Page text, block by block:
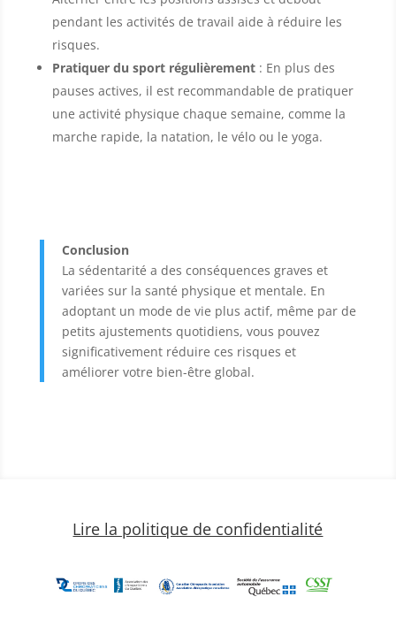
pendant les activités de travail aide à réduire les
risques.
Pratiquer du sport régulièrement: En plus des
pauses actives, il est recommandable de pratiquer
une activité physique chaque semaine, comme la
marche rapide, la natation, le vélo ou le yoga.
Conclusion
La sédentarité a des conséquences graves et
variées sur la santé physique et mentale. En
adoptant un mode de vie plus actif, même par de
petits ajustements quotidiens, vous pouvez
significativement réduire ces risques et
améliorer votre bien-être global.
Lire la politique de confidentialité